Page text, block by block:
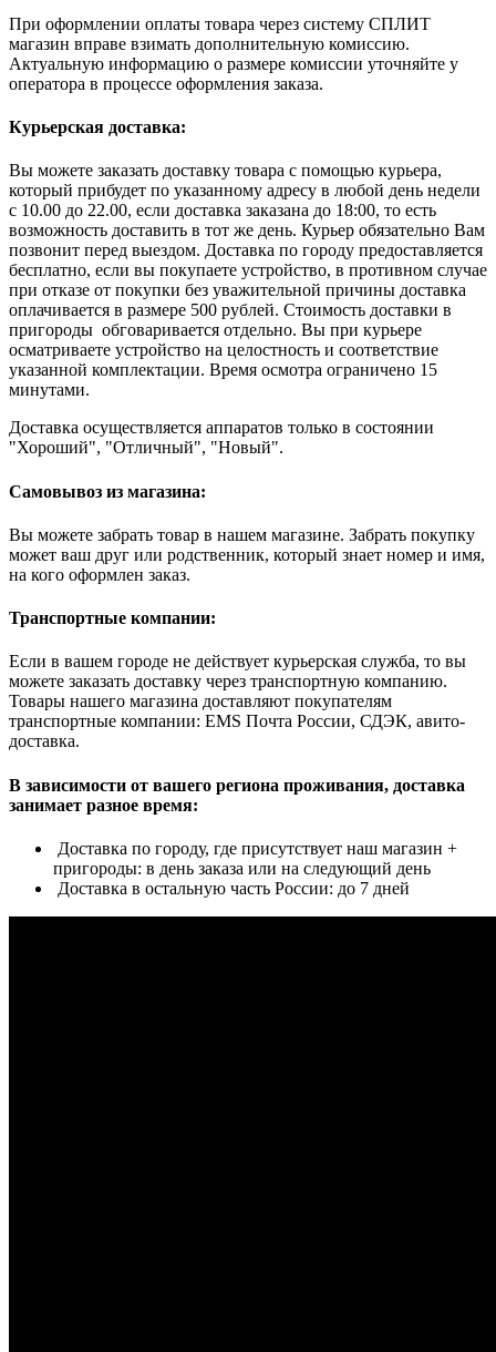
При оформлении оплаты товара через систему СПЛИТ
магазин вправе взимать дополнительную комиссию.
Актуальную информацию о размере комиссии уточняйте у
оператора в процессе оформления заказа.
Курьерская доставка:
Вы можете заказать доставку товара с помощью курьера,
который прибудет по указанному адресу в любой день недели
с 10.00 до 22.00, если доставка заказана до 18:00, то есть
возможность доставить в тот же день. Курьер обязательно Вам
позвонит перед выездом. Доставка по городу предоставляется
бесплатно, если вы покупаете устройство, в противном случае
при отказе от покупки без уважительной причины доставка
оплачивается в размере 500 рублей. Стоимость доставки в
пригороды обговаривается отдельно. Вы при курьере
осматриваете устройство на целостность и соответствие
указанной комплектации. Время осмотра ограничено 15
минутами.
Доставка осуществляется аппаратов только в состоянии
"Хороший", "Отличный", "Новый".
Самовывоз из магазина:
Вы можете забрать товар в нашем магазине. Забрать покупку
может ваш друг или родственник, который знает номер и имя,
на кого оформлен заказ.
Транспортные компании:
Если в вашем городе не действует курьерская служба, то вы
можете заказать доставку через транспортную компанию.
Товары нашего магазина доставляют покупателям
транспортные компании: EMS Почта России, СДЭК, авито-
доставка.
В зависимости от вашего региона проживания, доставка
занимает разное время:
Доставка по городу, где присутствует наш магазин +
пригороды: в день заказа или на следующий день
Доставка в остальную часть России: до 7 дней